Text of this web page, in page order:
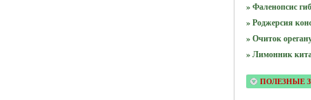
» Фаленопсис
» Роджерсия
» Очиток
» Лимонник
ПОЛЕЗНЫЕ